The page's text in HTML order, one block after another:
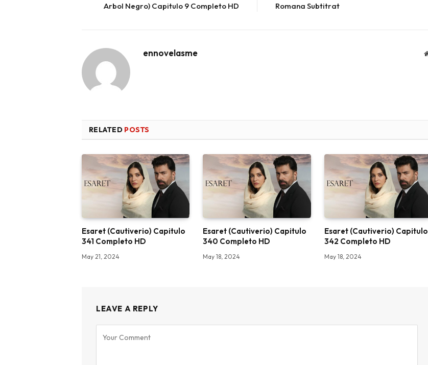
Arbol Negro) Capitulo 9 Completo HD
Romana Subtitrat
ennovelasme
RELATED POSTS
Esaret (Cautiverio) Capitulo
341 Completo HD
May 21, 2024
Esaret (Cautiverio) Capitulo
340 Completo HD
May 18, 2024
Esaret (Cautiverio) Capitulo
342 Completo HD
May 18, 2024
LEAVE A REPLY